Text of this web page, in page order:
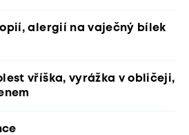
alergií na vaječný bílek
vříška, vyrážka v obličeji,